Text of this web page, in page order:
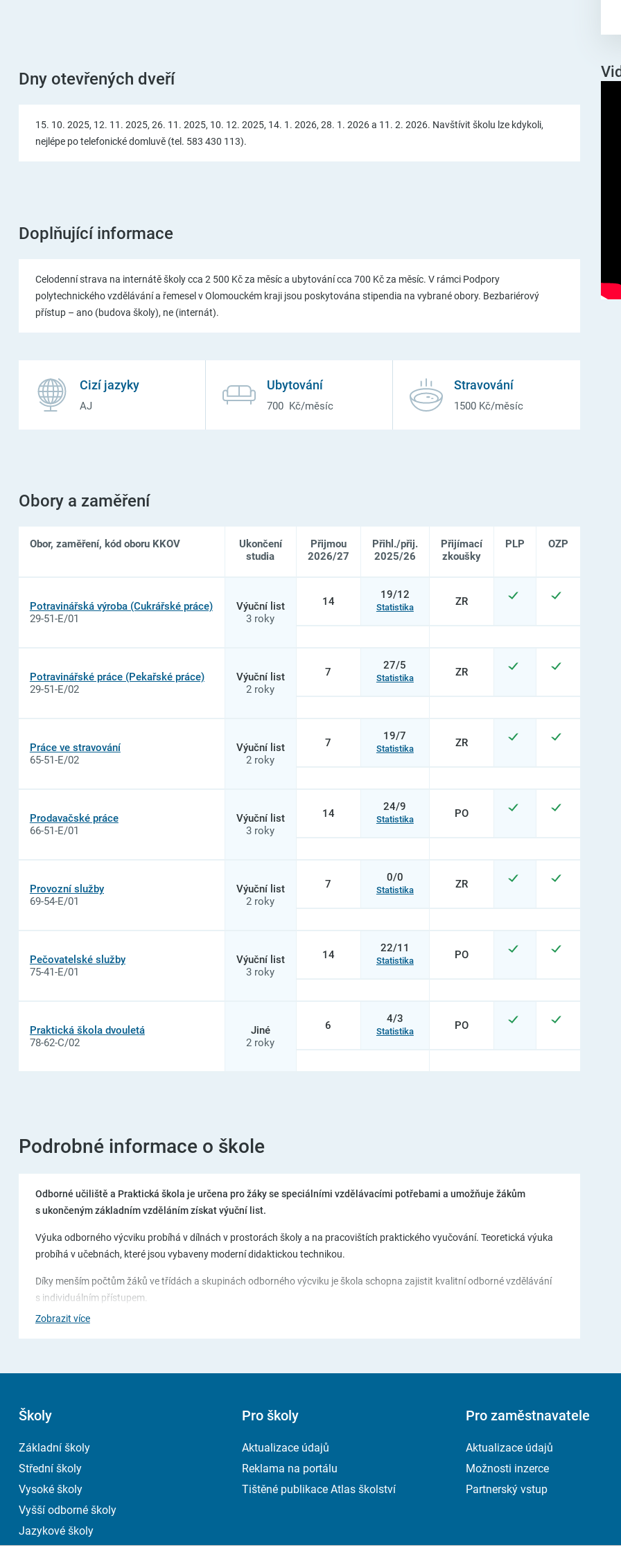
Dny otevřených dveří
15. 10. 2025, 12. 11. 2025, 26. 11. 2025, 10. 12. 2025, 14. 1. 2026, 28. 1. 2026 a 11. 2. 2026. Navštívit školu lze kdykoli,
nejlépe po telefonické domluvě (tel. 583 430 113).
Doplňující informace
Celodenní strava na internátě školy cca 2 500 Kč za měsíc a ubytování cca 700 Kč za měsíc. V rámci Podpory
polytechnického vzdělávání a řemesel v Olomouckém kraji jsou poskytována stipendia na vybrané obory. Bezbariérový
přístup – ano (budova školy), ne (internát).
Cizí jazyky
AJ
Ubytování
700 Kč/měsíc
Stravování
1500 Kč/měsíc
Obory a zaměření
studia
Praktická
škola,
Mohelnice,
Obor, zaměření, kód oboru KKOV
Ukončení
studia
Přijmou
2026/27
Přihl./přij.
2025/26
Přijímací
zkoušky
PLP OZP
Potravinářská výroba (Cukrářské práce)
29-51-E/01
Výuční list
3 roky
14
19/12
Statistika ZR
Potravinářské práce (Pekařské práce)
29-51-E/02
Výuční list
2 roky
7
27/5
Statistika ZR
Práce ve stravování
65-51-E/02
Výuční list
2 roky
7
19/7
Statistika ZR
Prodavačské práce
66-51-E/01
Výuční list
3 roky
14
24/9
Statistika PO
Provozní služby
69-54-E/01
Výuční list
2 roky
7
0/0
Statistika ZR
Pečovatelské služby
75-41-E/01
Výuční list
3 roky
14
22/11
Statistika PO
Praktická škola dvouletá
78-62-C/02
Jiné
2 roky
6
4/3
Statistika PO
Podrobné informace o škole
Odborné učiliště a Praktická škola je určena pro žáky se speciálními vzdělávacími potřebami a umožňuje žákům
s ukončeným základním vzděláním získat výuční list.
Výuka odborného výcviku probíhá v dílnách v prostorách školy a na pracovištích praktického vyučování. Teoretická výuka
probíhá v učebnách, které jsou vybaveny moderní didaktickou technikou.
Díky menším počtům žáků ve třídách a skupinách odborného výcviku je škola schopna zajistit kvalitní odborné vzdělávání
s individuálním přístupem.
75-41-E/01 Pečovatelské služby
29-51-E/01 Potravinářská výroba (Cukrářské práce)
69-54-E/01 Provozní služby
65-51-E/02 Práce ve stravování
Samostatná součást školy
Zobrazit více
Školy
Základní školy
Střední školy
Vysoké školy
Vyšší odborné školy
Jazykové školy
Pro školy
Aktualizace údajů
Reklama na portálu
Tištěné publikace Atlas školství
Pro zaměstnavatele
Aktualizace údajů
Možnosti inzerce
Partnerský vstup